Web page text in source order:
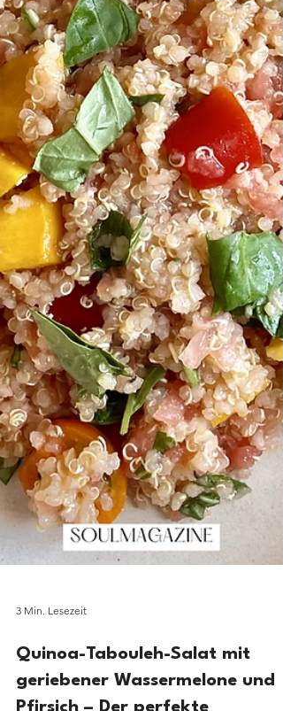
gebacken. Das Ergebnis: außen herrlich würziger
Serrano-Schinken, innen eine warme, weiche
Dattel mit cremiger Füllun